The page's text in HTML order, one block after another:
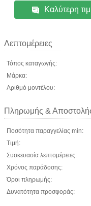
Καλύτερη
Λεπτομέρειες
Τόπος καταγωγής:
Μάρκα:
Αριθμό μοντέλου:
Πληρωμής &
Ποσότητα παραγγελίας min:
Τιμή:
Συσκευασία λεπτομέρειες:
Χρόνος παράδοσης:
Όροι πληρωμής:
Δυνατότητα προσφοράς: